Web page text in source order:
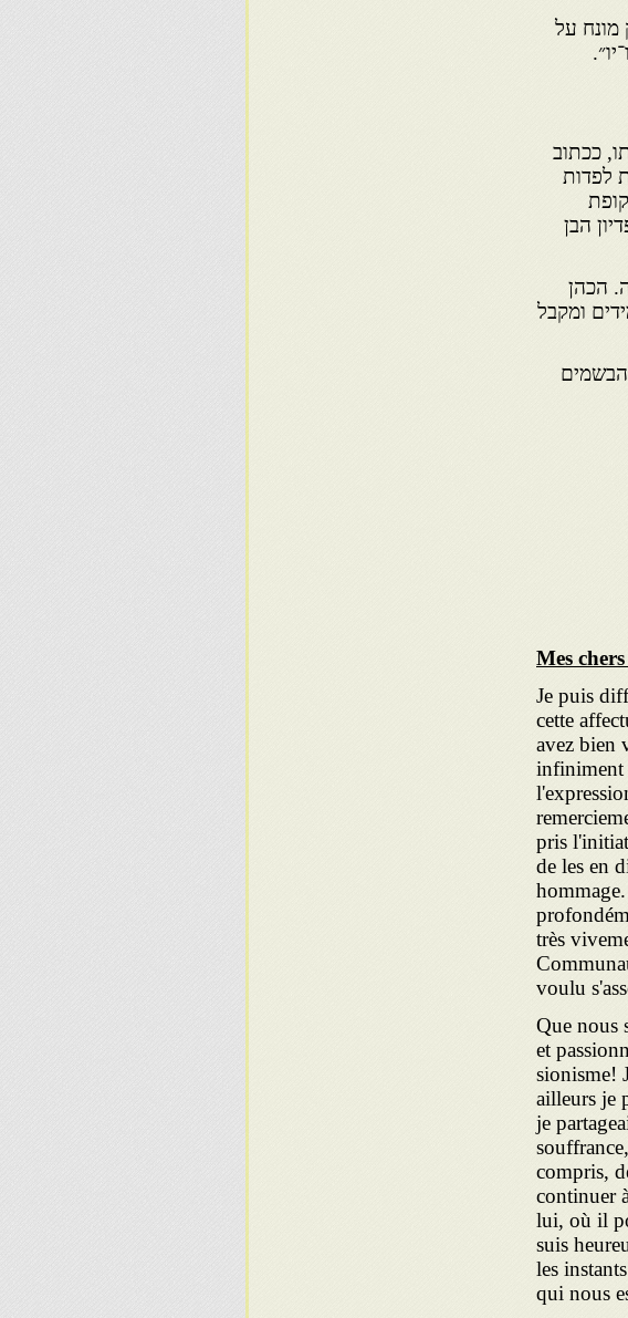
מונח על
ככתוב
לפדות
הבן
הכהן
ומקבל
הבשמים
Mes
Je puis
cette
avez bien
infiniment
pris
de les en
très
voulu
Que nous
et
sionisme!
ailleurs je
je
compris,
continuer
lui, où il
suis
les
qui nous